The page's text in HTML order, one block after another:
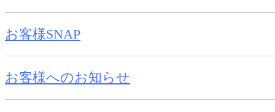
お客様SNAP
お客様へのお知らせ